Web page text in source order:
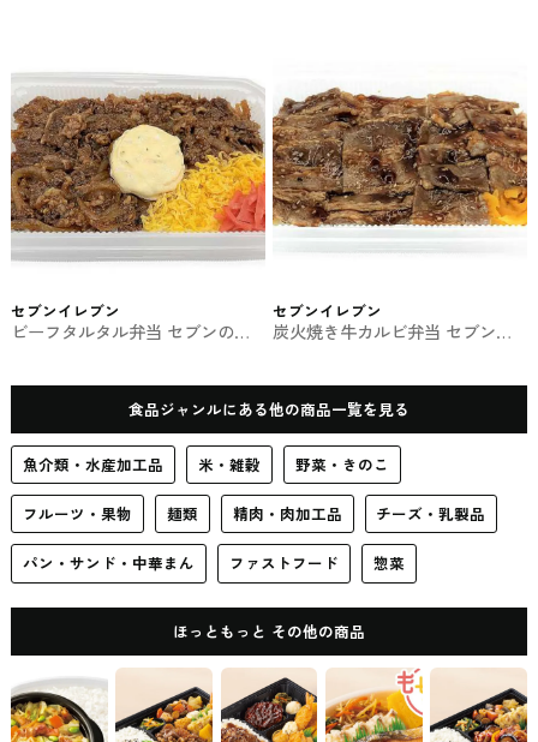
セブンイレブン
ビーフタルタル弁当 セブンのお
セブンイレブン
炭火焼き牛カルビ弁当 セブンの
食品ジャンルにある他の商品一覧を見る
魚介類・水産加工品 米・雑穀 野菜・きのこ
フルーツ・果物 麺類 精肉・肉加工品 チーズ・乳製品
パン・サンド・中華まん ファストフード 惣菜
ほっともっと その他の商品